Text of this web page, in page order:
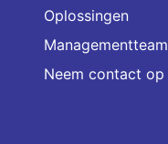
Oplossingen
Managementteam
Neem contact op